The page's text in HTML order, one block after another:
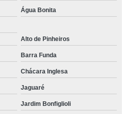
Água Bonita
Alto de Pinheiros
Barra Funda
Chácara Inglesa
Jaguaré
Jardim Bonfiglioli